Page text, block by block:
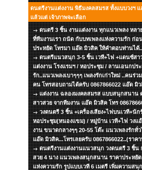
ดนตรีงานแต่งงาน พิธีมงคลสมรส ทั้งแบบวงฯ
แล้วแต่ เจ้าภาพจะเลือก
ดนตรี 3 ชิ้น งานแต่งงาน ทุกแนวเพลง หลา
ที่ทีมงานเรา ถนัด กับบทเพลงแห่งความรัก ก่อ
ประหยัด โทรมา แอ๊ด มิวสิค ให้คำตอบท่านได้..
ดนตรีแนวสนุก 3-5 ชิ้น เวที+ไฟ +แดนซ์สา
แต่งงาน โรงแรมฯ / หอประชุม / ลานเอนกปร
รัก..แนวเพลงเบาๆๆๆ เพลงรักเก่าใหม่ ..คนร่ว
คน โทรสอบถามได้ครับ 0867866022 แอ๊ด มิ
แต่งงาน ฉลองมงคลสมรส แบบสนุกสนาน
สาวสวย จากทีมงาน แอ๊ด มิวสิค โทร
วงดนตรี 3 ชิ้น +เครื่องเสียง+ไฟบนเวที+นัก
หอประชุม(หนองแขม) / หมู่บ้าน เวที+ไฟ วงแ
งาน ขนาดกลางๆๆ 20-55 โต๊ะ แนวเพลงรักทั่
แอ๊ด มิวสิค...โทรเลยครับ 0867866022..(ราค
ดนตรีงานแต่งงานแนวสนุก วงดนตรี 3 ชิ้น
สวย 4 นาง แนวเพลงสนุกสนาน ราคาประหยั
แห่งความรัก รูปแบบเวที 6 เมตรี เพิ่มความส